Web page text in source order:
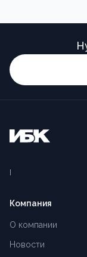
Компания
О компании
Новости